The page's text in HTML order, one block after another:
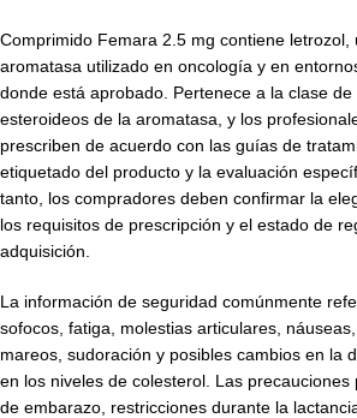
Comprimido Femara 2.5 mg contiene letrozol,
aromatasa utilizado en oncología y en
donde está aprobado. Pertenece a la clase
esteroideos de la aromatasa, y los
prescriben de acuerdo con las guías de
etiquetado del producto y la evaluación
tanto, los compradores deben confirmar la
los requisitos de prescripción y el estado de
adquisición.
La información de seguridad comúnmente
sofocos, fatiga, molestias articulares,
mareos, sudoración y posibles cambios en la
en los niveles de colesterol. Las
de embarazo, restricciones durante la